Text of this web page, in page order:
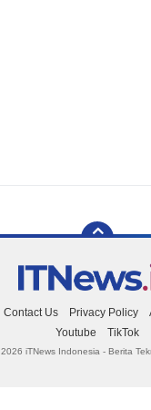
Contact Us Privacy Policy
Youtube
TikTok
2026 iTNews Indonesia - Berita